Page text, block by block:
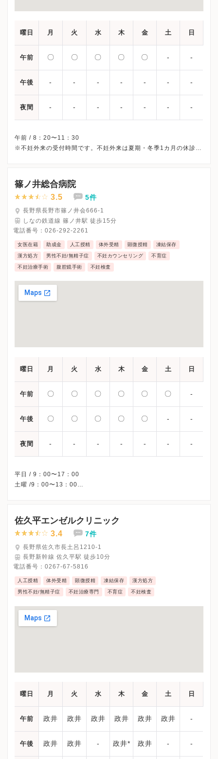
曜日 月 火 水 木 金 土 日
午前 〇 〇 〇 〇 〇 - -
午後 - - - - - - -
夜間 - - - - - - -
午前 / 8：20〜11：30
※不妊外来の受付時間です。不妊外来は夏期・冬季1カ月の休診が
※詳細はクリニックHPを確認、または直接お問い合わせくださ
篠ノ井総合病院
3.5 5件
長野県長野市篠ノ井会666-1
しなの鉄道線 篠ノ井駅 徒歩15分
電話番号： 026-292-2261
女医在籍 助成金 人工授精 体外受精 顕微授精 凍結保存
漢方処方 男性不妊/無精子症 不妊カウンセリング 不育症
不妊治療手術 腹腔鏡手術 不妊検査
曜日 月 火 水 木 金 土 日
午前 〇 〇 〇 〇 〇 〇 -
午後 〇 〇 〇 〇 〇 - -
夜間 - - - - - - -
平日 / 9：00〜17：00
土曜 /9：00〜13：00
佐久平エンゼルクリニック
3.4 7件
長野県佐久市長土呂1210-1
長野新幹線 佐久平駅 徒歩10分
電話番号： 0267-67-5816
人工授精 体外受精 顕微授精 凍結保存 漢方処方
男性不妊/無精子症 不妊治療専門 不育症 不妊検査
曜日 月 火 水 木 金 土 日
午前 政井 政井 政井 政井 政井 政井 -
午後 政井 政井 - 政井* 政井 - -